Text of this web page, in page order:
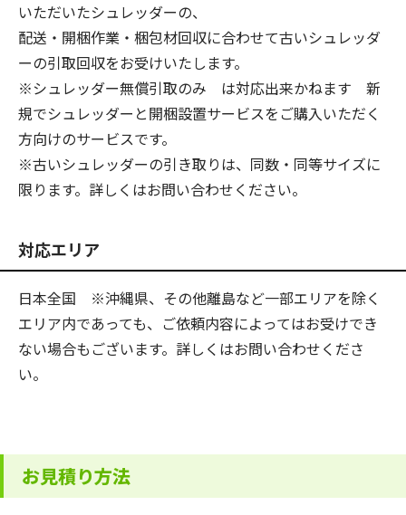
いただいたシュレッダーの、
配送・開梱作業・梱包材回収に合わせて古いシュレッダ
ーの引取回収をお受けいたします。
※シュレッダー無償引取のみ は対応出来かねます 新
規でシュレッダーと開梱設置サービスを ご購入いただく
方向けのサービスです。
※古いシュレッダーの引き取りは、同数・同等サイズに
限ります。詳しくはお問い合わせください。
対応エリア
日本全国 ※沖縄県、その他離島など一部エリアを除く
エリア内であっても、ご依頼内容によってはお受けでき
ない場合もございます。詳しくはお問い合わせくださ
い。
お見積り方法